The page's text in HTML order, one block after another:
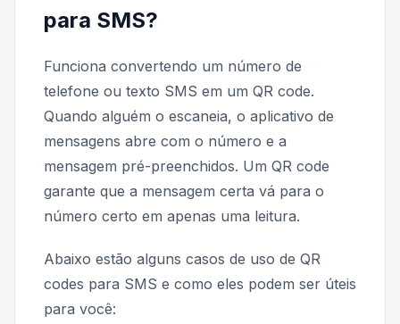
para SMS?
Funciona convertendo um número de
telefone ou texto SMS em um QR code.
Quando alguém o escaneia, o aplicativo de
mensagens abre com o número e a
mensagem pré-preenchidos. Um QR code
garante que a mensagem certa vá para o
número certo em apenas uma leitura.
Abaixo estão alguns casos de uso de QR
codes para SMS e como eles podem ser úteis
para você: